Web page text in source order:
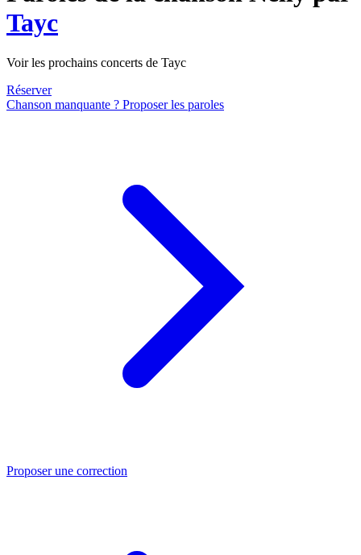
Tayc
Voir les prochains concerts de Tayc
Réserver
Chanson manquante ? Proposer les paroles
Proposer une correction